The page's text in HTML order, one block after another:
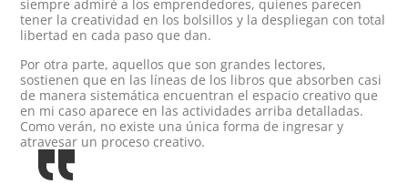
siempre admiré a los emprendedores, quienes parecen
tener la creatividad en los bolsillos y la despliegan con total
libertad en cada paso que dan.
Por otra parte, aquellos que son grandes lectores,
sostienen que en las líneas de los libros que absorben casi
de manera sistemática encuentran el espacio creativo que
en mi caso aparece en las actividades arriba detalladas.
Como verán, no existe una única forma de ingresar y
atravesar un proceso creativo.